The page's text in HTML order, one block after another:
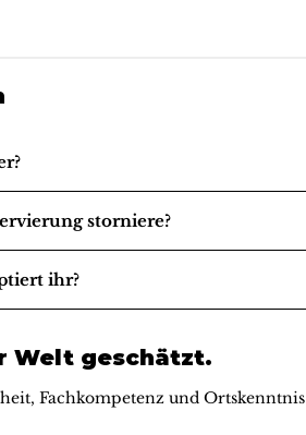
storniere?
ihr?
Welt geschätzt.
Fachkompetenz und Ortskenntnis